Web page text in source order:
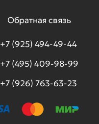
Обратная связь
+7 (925) 494-49-44
+7 (495) 409-98-99
+7 (926) 763-63-23